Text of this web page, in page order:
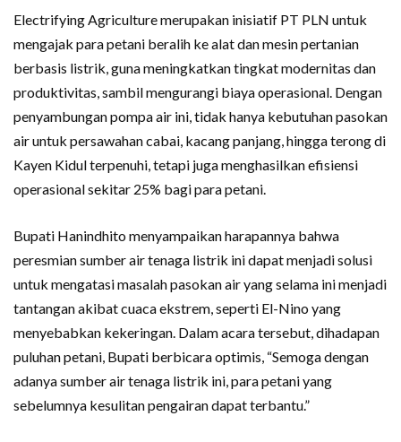
Electrifying Agriculture merupakan inisiatif PT PLN untuk
mengajak para petani beralih ke alat dan mesin pertanian
berbasis listrik, guna meningkatkan tingkat modernitas dan
produktivitas, sambil mengurangi biaya operasional. Dengan
penyambungan pompa air ini, tidak hanya kebutuhan pasokan
air untuk persawahan cabai, kacang panjang, hingga terong di
Kayen Kidul terpenuhi, tetapi juga menghasilkan efisiensi
operasional sekitar 25% bagi para petani.
Bupati Hanindhito menyampaikan harapannya bahwa
peresmian sumber air tenaga listrik ini dapat menjadi solusi
untuk mengatasi masalah pasokan air yang selama ini menjadi
tantangan akibat cuaca ekstrem, seperti El-Nino yang
menyebabkan kekeringan. Dalam acara tersebut, dihadapan
puluhan petani, Bupati berbicara optimis, “Semoga dengan
adanya sumber air tenaga listrik ini, para petani yang
sebelumnya kesulitan pengairan dapat terbantu.”